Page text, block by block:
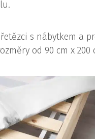
s nábytkem a
od 90 cm x 200